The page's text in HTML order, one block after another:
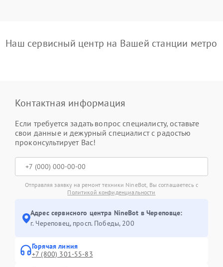
Наш сервисный центр на Вашей станции метро
Контактная информация
Если требуется задать вопрос специалисту, оставьте
свои данные и дежурный специалист с радостью
проконсультирует Вас!
Отправляя заявку на ремонт техники NineBot, Вы соглашаетесь с
Политикой конфиденциальности
Адрес сервисного центра NineBot в Череповце:
г. Череповец, просп. Победы, 200
Горячая линия
+7 (800) 301-55-83